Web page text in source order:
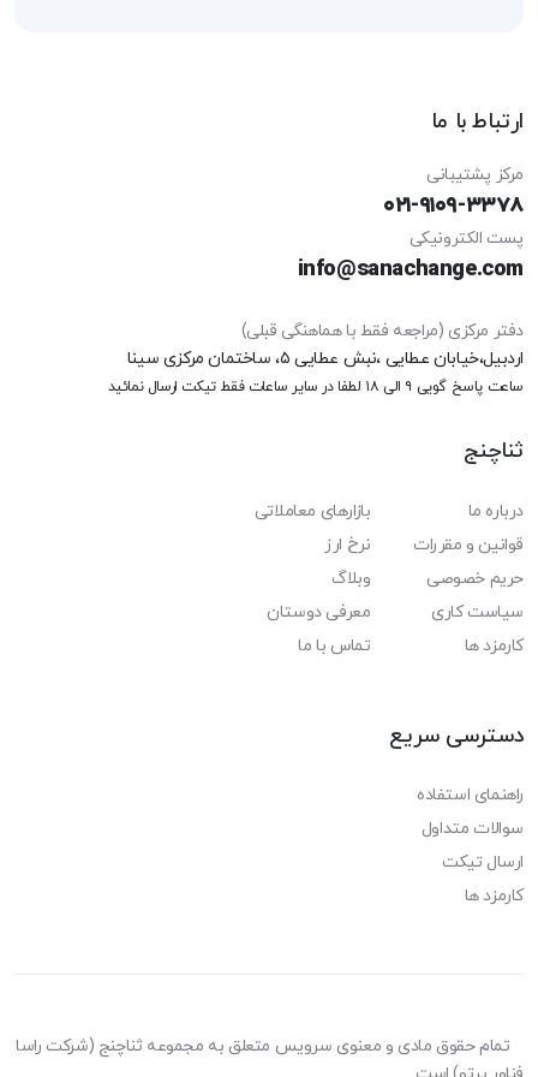
ارتباط با ما
مرکز پشتیبانی
۰۲۱-۹۱۰۹-۳۳۷۸
پست الکترونیکی
info@sanachange.com
دفتر مرکزی (مراجعه فقط با هماهنگی قبلی)
اردبیل،خیابان عطایی ،نبش عطایی ۵، ساختمان مرکزی سینا
ساعت پاسخ گویی ۹ الی ۱۸ لطفا در سایر ساعات فقط تیکت ارسال نمائید
ثناچنج
درباره ما
قوانین و مقررات
حریم خصوصی
سیاست کاری
کارمزد ها
بازارهای معاملاتی
نرخ ارز
وبلاگ
معرفی دوستان
تماس با ما
دسترسی سریع
راهنمای استفاده
سوالات متداول
ارسال تیکت
کارمزد ها
تمام حقوق مادی و معنوی سرویس متعلق به مجموعه ثناچنج (شرکت راسا